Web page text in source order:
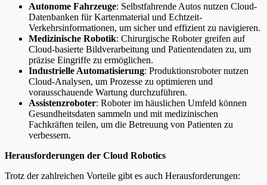
Autonome Fahrzeuge: Selbstfahrende Autos nutzen Cloud-
Datenbanken für Kartenmaterial und Echtzeit-
Verkehrsinformationen, um sicher und effizient zu navigieren.
Medizinische Robotik: Chirurgische Roboter greifen auf
Cloud-basierte Bildverarbeitung und Patientendaten zu, um
präzise Eingriffe zu ermöglichen.
Industrielle Automatisierung: Produktionsroboter nutzen
Cloud-Analysen, um Prozesse zu optimieren und
vorausschauende Wartung durchzuführen.
Assistenzroboter: Roboter im häuslichen Umfeld können
Gesundheitsdaten sammeln und mit medizinischen
Fachkräften teilen, um die Betreuung von Patienten zu
verbessern.
Herausforderungen der Cloud Robotics
Trotz der zahlreichen Vorteile gibt es auch Herausforderungen: